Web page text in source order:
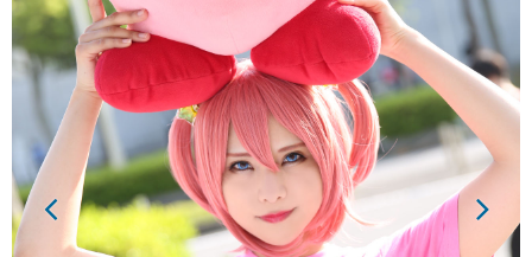
マンガ
ニコニコQ